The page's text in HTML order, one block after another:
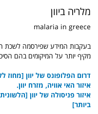
מלריה ביוון
malaria in greece
בעקבות המידע שפירסמה לשכת
מקיף יותר על המיקומים בהם
דרום הפלופונס של יוון [מחוז
איזור האי אוויה, מזרח יוון.
איזור פניסולה של יוון
ביותר]